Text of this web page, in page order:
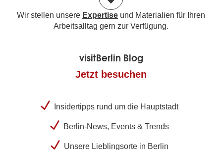
Wir stellen unsere Expertise und Materialien für Ihren
Arbeitsalltag gern zur Verfügung.
visitBerlin Blog
Jetzt besuchen
Insidertipps rund um die Hauptstadt
Berlin-News, Events & Trends
Unsere Lieblingsorte in Berlin